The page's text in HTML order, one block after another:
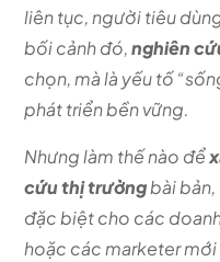
liên tục, người tiêu
bối cảnh đó,nghiên
chọn, mà là yếu tố
phát triển bền vững.
Nhưng làm thế nào để
cứu thị trườngbài
đặc biệt cho các
hoặc các marketer